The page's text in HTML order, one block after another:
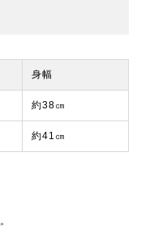
身幅
約38㎝
約41㎝
。